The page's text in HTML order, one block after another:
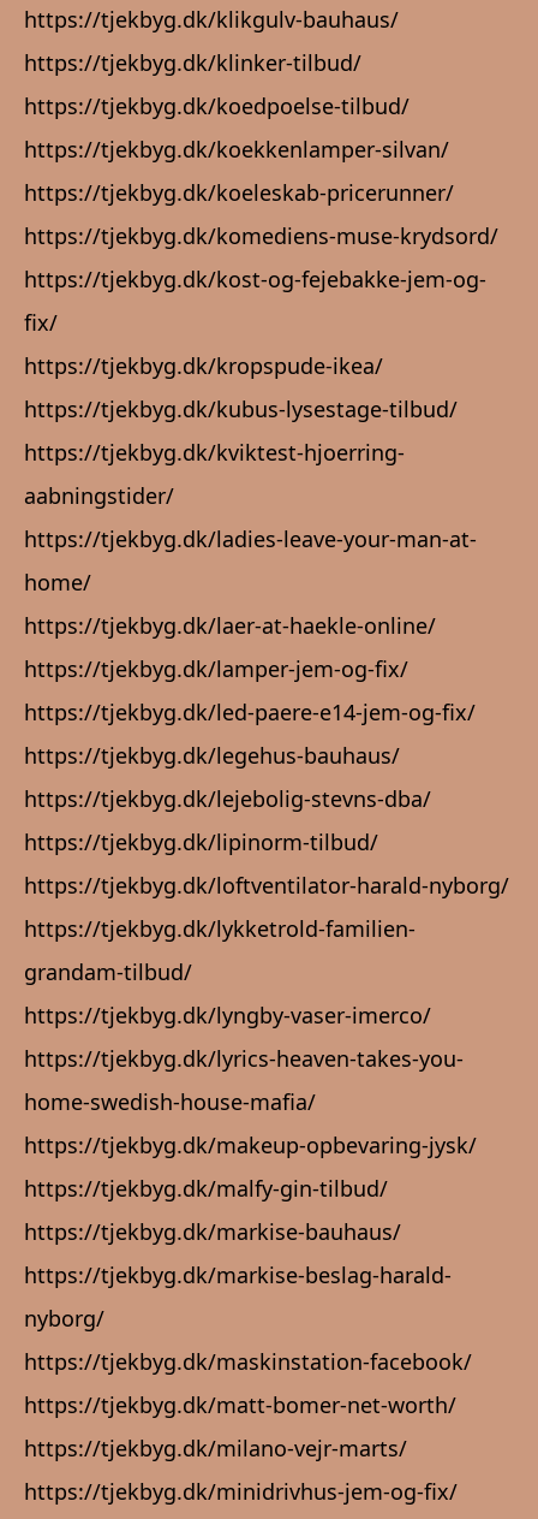
https://tjekbyg.dk/klikgulv-bauhaus/
https://tjekbyg.dk/klinker-tilbud/
https://tjekbyg.dk/koedpoelse-tilbud/
https://tjekbyg.dk/koekkenlamper-silvan/
https://tjekbyg.dk/koeleskab-pricerunner/
https://tjekbyg.dk/komediens-muse-krydsord/
https://tjekbyg.dk/kost-og-fejebakke-jem-og-
fix/
https://tjekbyg.dk/kropspude-ikea/
https://tjekbyg.dk/kubus-lysestage-tilbud/
https://tjekbyg.dk/kviktest-hjoerring-
aabningstider/
https://tjekbyg.dk/ladies-leave-your-man-at-
home/
https://tjekbyg.dk/laer-at-haekle-online/
https://tjekbyg.dk/lamper-jem-og-fix/
https://tjekbyg.dk/led-paere-e14-jem-og-fix/
https://tjekbyg.dk/legehus-bauhaus/
https://tjekbyg.dk/lejebolig-stevns-dba/
https://tjekbyg.dk/lipinorm-tilbud/
https://tjekbyg.dk/loftventilator-harald-nyborg/
https://tjekbyg.dk/lykketrold-familien-
grandam-tilbud/
https://tjekbyg.dk/lyngby-vaser-imerco/
https://tjekbyg.dk/lyrics-heaven-takes-you-
home-swedish-house-mafia/
https://tjekbyg.dk/makeup-opbevaring-jysk/
https://tjekbyg.dk/malfy-gin-tilbud/
https://tjekbyg.dk/markise-bauhaus/
https://tjekbyg.dk/markise-beslag-harald-
nyborg/
https://tjekbyg.dk/maskinstation-facebook/
https://tjekbyg.dk/matt-bomer-net-worth/
https://tjekbyg.dk/milano-vejr-marts/
https://tjekbyg.dk/minidrivhus-jem-og-fix/